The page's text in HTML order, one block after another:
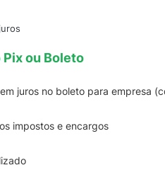
Pix ou Boleto
juros no boleto para empresa
impostos e encargos